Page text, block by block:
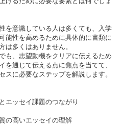
を意識している人は多くても、入学
能性を高めるために具体的に書類に
は多くはありません。
も、志望動機をクリアに伝えるため
を通じて伝える点に焦点を当てて、
スに必要なステップを解説します。
エッセイ課題のつながり
の高いエッセイの理解